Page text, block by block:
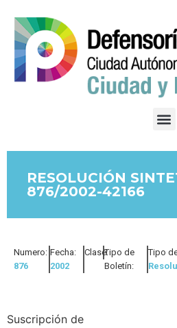
RESOLUCIÓN
876/2002-42166
Numero:
876
Fecha:
2002
Clase:Tipo de
Boletín:
Tipo
Suscripción de